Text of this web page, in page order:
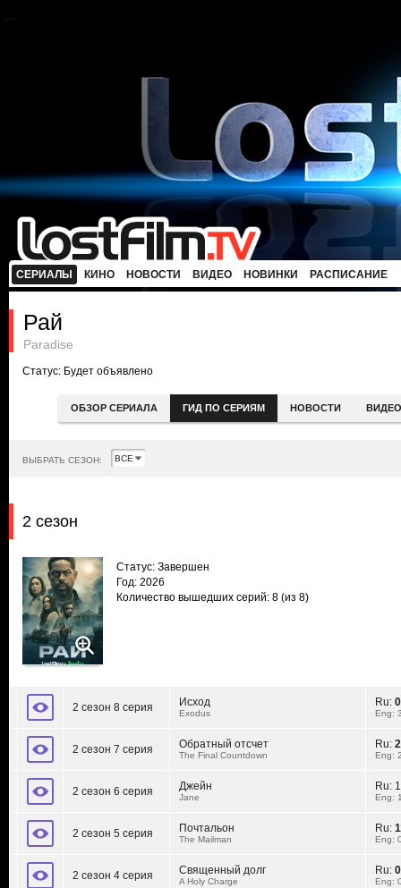
СЕРИАЛЫ КИНО НОВОСТИ ВИДЕО НОВИНКИ РАСПИСАНИЕ
Рай
Paradise
Статус: Будет объявлено
ОБЗОР СЕРИАЛА ГИД ПО СЕРИЯМ НОВОСТИ ВИДЕО
ВЫБРАТЬ СЕЗОН:
2 сезон
Статус: Завершен
Год: 2026
Количество вышедших серий: 8 (из 8)
2 сезон 8 серия Исход
Exodus
Ru:
Eng:
2 сезон 7 серия Обратный отсчет
The Final Countdown
Ru:
Eng:
2 сезон 6 серия Джейн
Jane
Ru:
Eng:
2 сезон 5 серия Почтальон
The Mailman
Ru:
Eng:
2 сезон 4 серия Священный долг
A Holy Charge
Ru:
Eng: